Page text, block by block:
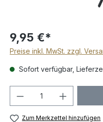
9,95 €*
Preise inkl. MwSt. zzgl.
Sofort verfügbar,
Produkt Anzahl:
Zum Merkzettel hinzufügen